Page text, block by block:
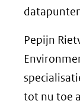
Pepijn
tot nu toe